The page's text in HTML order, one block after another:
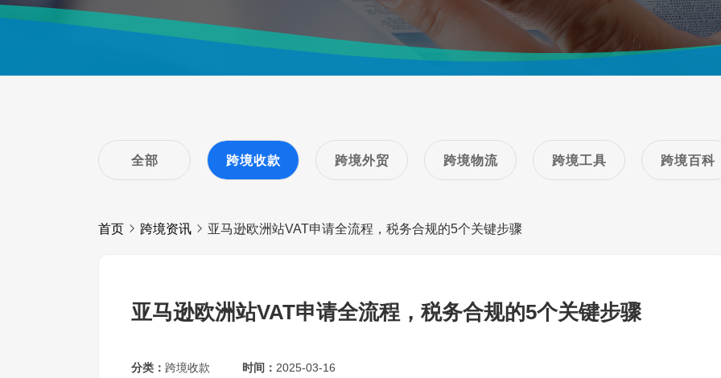
全部 跨境收款 跨境外贸 跨境物流 跨境工具 跨境百科
首页 跨境资讯 亚马逊欧洲站VAT申请全流程，税务合规的5个关键步骤
亚马逊欧洲站VAT申请全流程，税务合规的5个关键步骤
分类： 跨境收款 时间： 2025-03-16